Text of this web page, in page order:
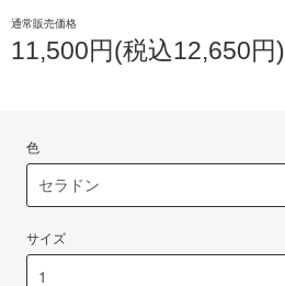
通常販売価格
11,500円(税込12,650円)
色
サイズ